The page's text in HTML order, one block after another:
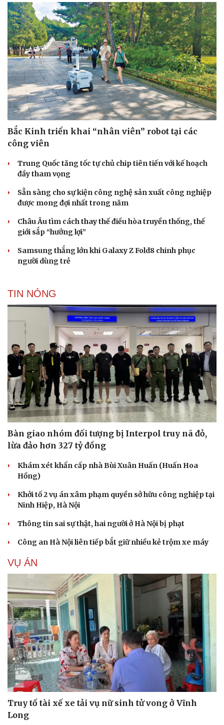
Cải chính
Bắc Kinh triển khai “nhân viên” robot tại các
công viên
Trung Quốc tăng tốc tự chủ chip tiên tiến với kế hoạch
đầy tham vọng
Sẵn sàng cho sự kiện công nghệ sản xuất công nghiệp
được mong đợi nhất trong năm
Châu Âu tìm cách thay thế điều hòa truyền thống, thế
giới sắp “hưởng lợi”
Samsung thắng lớn khi Galaxy Z Fold8 chinh phục
người dùng trẻ
TIN NÓNG
Bàn giao nhóm đối tượng bị Interpol truy nã đỏ,
lừa đảo hơn 327 tỷ đồng
Khám xét khẩn cấp nhà Bùi Xuân Huấn (Huấn Hoa
Hồng)
Khởi tố 2 vụ án xâm phạm quyền sở hữu công nghiệp tại
Ninh Hiệp, Hà Nội
Thông tin sai sự thật, hai người ở Hà Nội bị phạt
Công an Hà Nội liên tiếp bắt giữ nhiều kẻ trộm xe máy
VỤ ÁN
Truy tố tài xế xe tải vụ nữ sinh tử vong ở Vĩnh
Long